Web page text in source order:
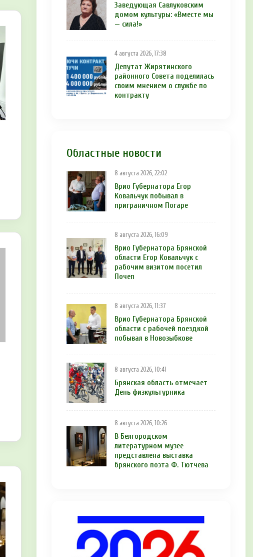
Заведующая Савлуковским
домом культуры: «Вместе мы
— сила!»
4 августа 2026, 17:38
Депутат Жирятинского
районного Совета поделилась
своим мнением о службе по
контракту
Областные новости
8 августа 2026, 22:02
Врио Губернатора Егор
Ковальчук побывал в
приграничном Погаре
8 августа 2026, 16:09
Врио Губернатора Брянской
области Егор Ковальчук с
рабочим визитом посетил
Почеп
8 августа 2026, 11:37
Врио Губернатора Брянской
области с рабочей поездкой
побывал в Новозыбкове
8 августа 2026, 10:41
Брянская область отмечает
День физкультурника
8 августа 2026, 10:26
В Белгородском
литературном музее
представлена выставка
брянского поэта Ф. Тютчева